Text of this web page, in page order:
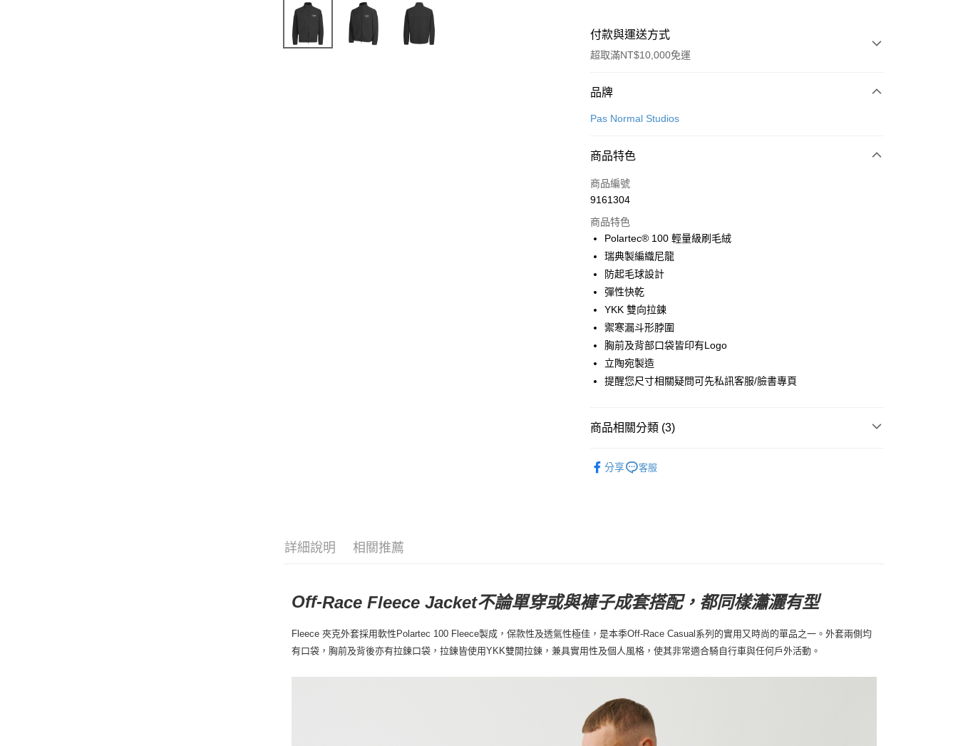
付款與運送方式
超取滿NT$10,000免運
付款方式
信用卡一次付款
Apple Pay
Google Pay
運送方式
全家店到店
每筆NT$80，滿NT$10,000(含以上)免運費
付款後全家取貨
每筆NT$80，滿NT$10,000(含以上)免運費
7-11店到店
付款後7-11取貨
品牌
Pas Normal Studios
商品特色
商品編號
9161304
商品特色
Polartec® 100 輕量級刷毛絨
瑞典製編織尼龍
防起毛球設計
彈性快乾
YKK 雙向拉鍊
禦寒漏斗形脖圍
胸前及背部口袋皆印有Logo
立陶宛製造
提醒您尺寸相關疑問可先私訊客服/臉書專頁
商品相關分類 (3)
分享 客服
詳細說明 相關推薦
Off-Race Fleece Jacket不論單穿或與褲子成套搭配，都同樣瀟灑有型
Fleece 夾克外套採用軟性Polartec 100 Fleece製成，保款性及透氣性極佳，是本季Off-Race Casual系列的實用又時尚的單品之一。外套兩側均
有口袋，胸前及背後亦有拉鍊口袋，拉鍊皆使用YKK雙開拉鍊，兼具實用性及個人風格，使其非常適合騎自行車與任何戶外活動。